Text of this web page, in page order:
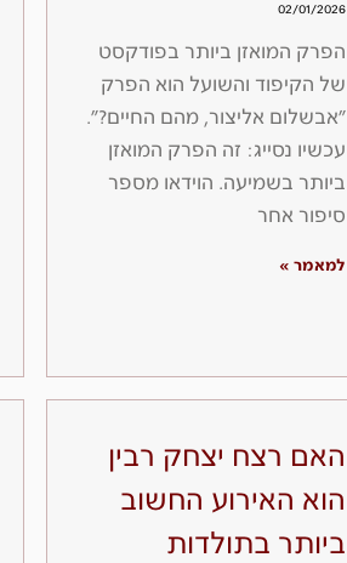
02/01/2026
הפרק המואזן ביותר בפודקסט
של הקיפוד והשועל הוא הפרק
״אבשלום אליצור, מהם החיים?״.
עכשיו נסייג: זה הפרק המואזן
ביותר בשמיעה. הוידאו מספר
סיפור אחר
למאמר »
האם רצח יצחק רבין
הוא האירוע החשוב
ביותר בתולדות